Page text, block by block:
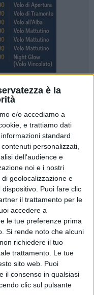
è la
e/o accediamo a
e trattiamo dati
standard
personalizzati,
dell'audience e
noi e i nostri
geolocalizzazione e
Puoi fare clic
il trattamento per le
accedere a
le tue preferenze prima
Si rende noto che alcuni
richiedere il tuo
trattamento. Le tue
sito web. Puoi
il consenso in qualsiasi
clic sul pulsante
dell'Ardsu (agenzia
un sostegno
con disabilità
di diecimila euro,
copre le spese di
che assiste lo
dipendenti da
invasiva
spinale fra CO/C5, di
sensoriale